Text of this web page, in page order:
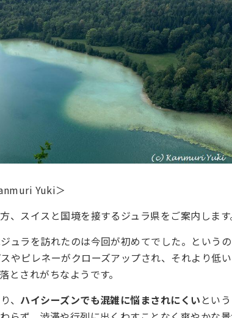
Yuki＞
、スイスと国境を接するジュラ県をご案内します
ュラを訪れたのは今回が初めてでした。というの
やピレネーがクローズアップされ、それより低
とされがちなようです。
、 ハイシーズンでも混雑に悩まされにくい とい